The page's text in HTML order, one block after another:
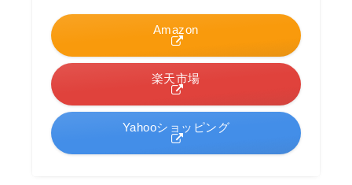
Amazon
楽天市場
Yahooショッピング